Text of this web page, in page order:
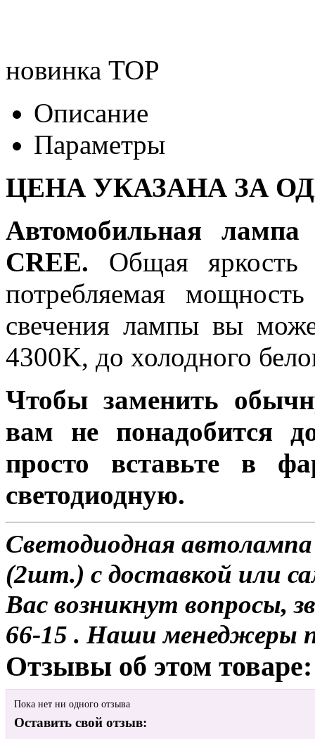
новинка TOP
Описание
Параметры
ЦЕНА УКАЗАНА ЗА
Автомобильная
CREE. Общая яркость
потребляемая
свечения лампы вы
4300K, до холодного
Чтобы заменить
вам не понадобится
просто вставьте в
светодиодную.
Светодиодная
(2шт.) с доставкой или
Вас возникнут вопросы,
66-15 . Наши менеджеры
Отзывы об этом товаре:
Пока нет ни одного отзыва
Оставить свой отзыв: